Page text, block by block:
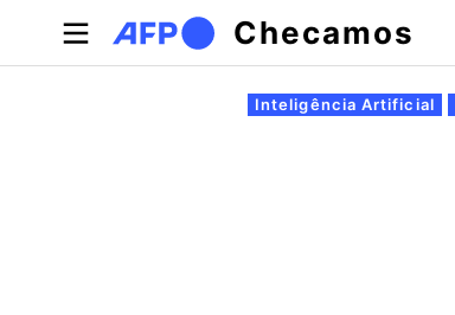
Pular para o conteúdo principal
Checamos
Abas primárias
Inteligência Artificial